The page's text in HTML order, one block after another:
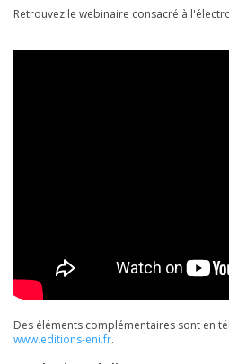
Retrouvez le webinaire consacré à
Des éléments complémentaires sont en
www.editions-eni.fr.